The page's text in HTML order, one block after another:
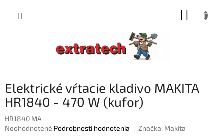
Elektrické vŕtacie kladivo MAKITA
HR1840 - 470 W (kufor)
HR1840 MA
Priemerné
Neohodnotené Podrobnosti hodnotenia Značka: Makita